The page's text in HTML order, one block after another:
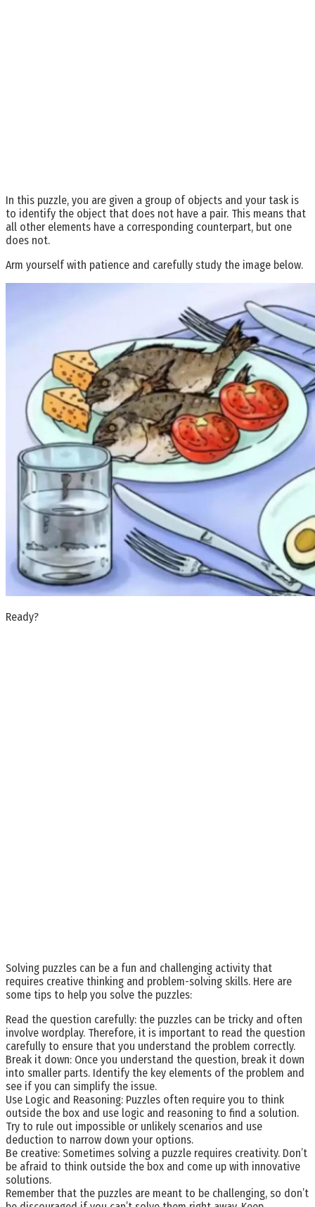
In this puzzle, you are given a group of objects and your task is
to identify the object that does not have a pair. This means that
all other elements have a corresponding counterpart, but one
does not.
Arm yourself with patience and carefully study the image below.
Ready?
Solving puzzles can be a fun and challenging activity that
requires creative thinking and problem-solving skills. Here are
some tips to help you solve the puzzles:
Read the question carefully: the puzzles can be tricky and often
involve wordplay. Therefore, it is important to read the question
carefully to ensure that you understand the problem correctly.
Break it down: Once you understand the question, break it down
into smaller parts. Identify the key elements of the problem and
see if you can simplify the issue.
Use Logic and Reasoning: Puzzles often require you to think
outside the box and use logic and reasoning to find a solution.
Try to rule out impossible or unlikely scenarios and use
deduction to narrow down your options.
Be creative: Sometimes solving a puzzle requires creativity. Don’t
be afraid to think outside the box and come up with innovative
solutions.
Remember that the puzzles are meant to be challenging, so don’t